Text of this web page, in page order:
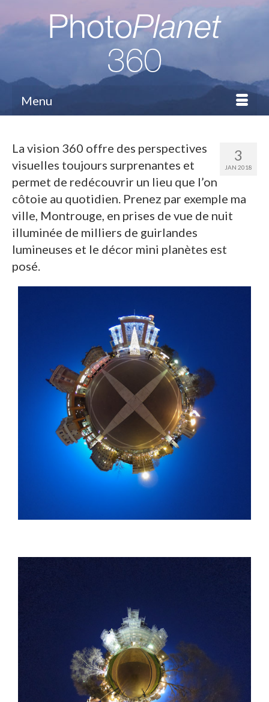
Menu
3
JAN 2018
La vision 360 offre des perspectives
visuelles toujours surprenantes et
permet de redécouvrir un lieu que l’on
côtoie au quotidien. Prenez par exemple ma
ville, Montrouge, en prises de vue de nuit
illuminée de milliers de guirlandes
lumineuses et le décor mini planètes est
posé.